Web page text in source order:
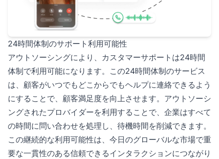
24時間体制のサポート利用可能性
アウトソーシングにより、カスタマーサポートは24時間
体制で利用可能になります。この24時間体制のサービス
は、顧客がいつでもどこからでもヘルプに連絡できるよう
にすることで、顧客満足度を向上させます。アウトソーシ
ングされたプロバイダーを利用することで、企業はすべて
の時間に問い合わせを処理し、待機時間を削減できます。
この継続的な利用可能性は、今日のグローバルな市場で重
要な一貫性のある信頼できるインタラクションにつながり